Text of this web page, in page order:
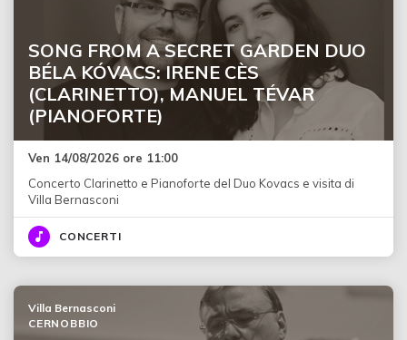
SONG FROM A SECRET GARDEN DUO
BÉLA KÓVACS: IRENE CÈS
(CLARINETTO), MANUEL TÉVAR
(PIANOFORTE)
Ven 14/08/2026 ore 11:00
Concerto Clarinetto e Pianoforte del Duo Kovacs e visita di
Villa Bernasconi
CONCERTI
Villa Bernasconi
CERNOBBIO